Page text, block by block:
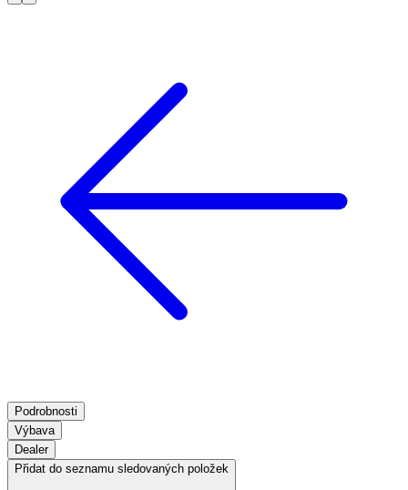
Podrobnosti
Výbava
Dealer
Přidat do seznamu sledovaných položek